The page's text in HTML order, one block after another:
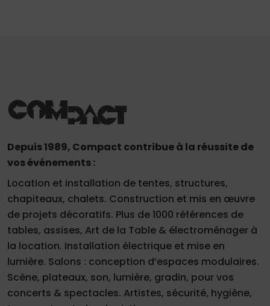
Depuis 1989, Compact contribue à la réussite de
vos événements :
Location et installation de tentes, structures,
chapiteaux, chalets. Construction et mis en œuvre
de projets décoratifs. Plus de 1000 références de
tables, assises, Art de la Table & électroménager à
la location. Installation électrique et mise en
lumière. Salons : conception d’espaces modulaires.
Scène, plateaux, son, lumière, gradin, pour vos
concerts & spectacles. Artistes, sécurité, hygiène,
Demande
de
devis
01
34
04
76
50 |